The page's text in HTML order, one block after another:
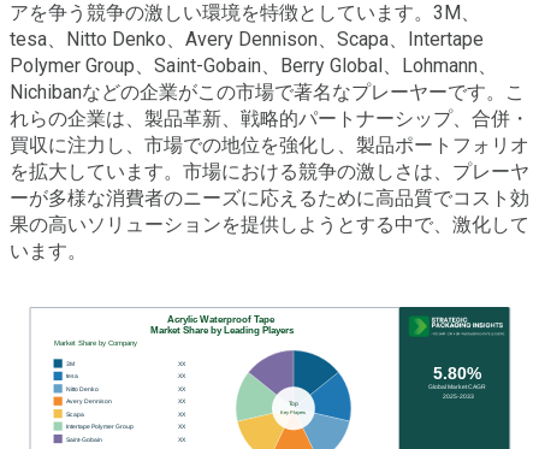
アを争う競争の激しい環境を特徴としています。3M、
tesa、Nitto Denko、Avery Dennison、Scapa、Intertape
Polymer Group、Saint-Gobain、Berry Global、Lohmann、
Nichibanなどの企業がこの市場で著名なプレーヤーです。こ
れらの企業は、製品革新、戦略的パートナーシップ、合併・
買収に注力し、市場での地位を強化し、製品ポートフォリオ
を拡大しています。市場における競争の激しさは、プレーヤ
ーが多様な消費者のニーズに応えるために高品質でコスト効
果の高いソリューションを提供しようとする中で、激化して
います。